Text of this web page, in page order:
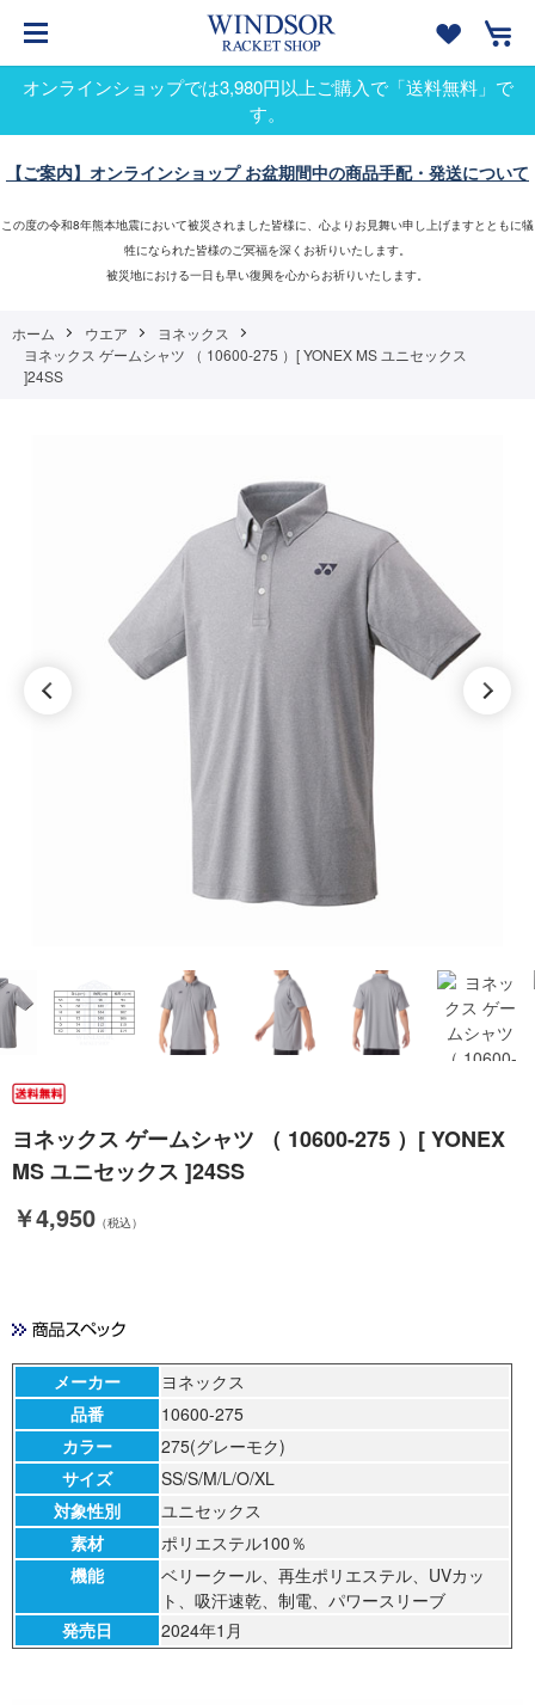
オンラインショップでは3,980円以上ご購入で「送料無料」で
す。
【ご案内】オンラインショップ お盆期間中の商品手配・発送について
この度の令和8年熊本地震において被災されました皆様に、心よりお見舞い申し上げますとともに犠
牲になられた皆様のご冥福を深くお祈りいたします。
被災地における一日も早い復興を心からお祈りいたします。
ホーム ウエア
ヨネックス
ヨネックス ゲームシャツ （ 10600-275 ）[ YONEX MS ユニセックス
]24SS
ヨネックス ゲームシャツ （ 10600-275 ）[ YONEX
MS ユニセックス ]24SS
￥4,950 （税込）
メーカー
ヨネックス
品番
10600-275
カラー
275(グレーモク)
サイズ
SS/S/M/L/O/XL
対象性別
ユニセックス
素材
ポリエステル100％
機能
ベリークール、再生ポリエステル、UVカッ
ト、吸汗速乾、制電、パワースリーブ
発売日
2024年1月